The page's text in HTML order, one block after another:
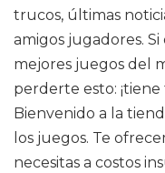
trucos, últimas
amigos jugadores.
mejores juegos del
perderte esto:
Bienvenido a la
los juegos. Te
necesitas a costos